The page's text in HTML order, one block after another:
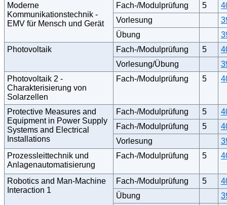
Moderne
Kommunikationstechnik -
EMV für Mensch und Gerät
Fach-/Modulprüfung 5
Vorlesung
Übung
Photovoltaik
Fach-/Modulprüfung 5
Vorlesung/Übung
Photovoltaik 2 -
Charakterisierung von
Solarzellen
Fach-/Modulprüfung 5
Protective Measures and
Equipment in Power Supply
Systems and Electrical
Installations
Fach-/Modulprüfung 5
Fach-/Modulprüfung
5
Vorlesung
Prozessleittechnik und
Anlagenautomatisierung
Fach-/Modulprüfung 5
Robotics and Man-Machine
Interaction 1
Fach-/Modulprüfung 5
Übung